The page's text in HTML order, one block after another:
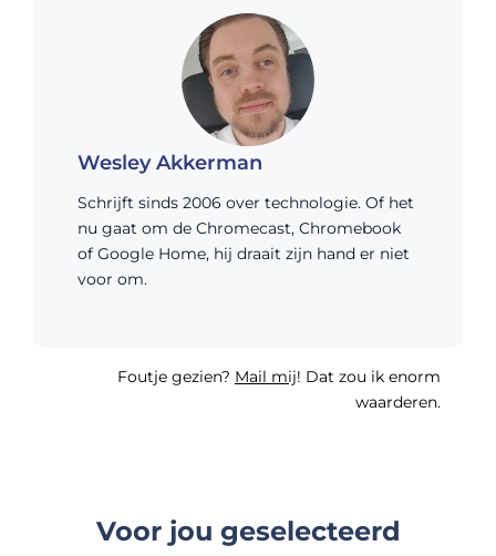
Wesley Akkerman
Schrijft sinds 2006 over technologie. Of het
nu gaat om de Chromecast, Chromebook
of Google Home, hij draait zijn hand er niet
voor om.
Foutje gezien? Mail mij! Dat zou ik enorm
waarderen.
Voor jou geselecteerd